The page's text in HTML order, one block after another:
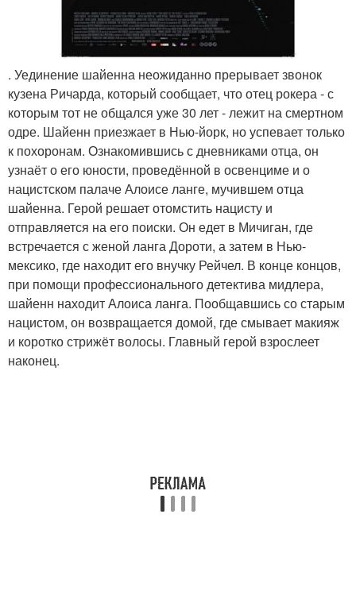
. Уединение шайенна неожиданно прерывает звонок
кузена Ричарда, который сообщает, что отец рокера - с
которым тот не общался уже 30 лет - лежит на смертном
одре. Шайенн приезжает в Нью-йорк, но успевает только
к похоронам. Ознакомившись с дневниками отца, он
узнаёт о его юности, проведённой в освенциме и о
нацистском палаче Алоисе ланге, мучившем отца
шайенна. Герой решает отомстить нацисту и
отправляется на его поиски. Он едет в Мичиган, где
встречается с женой ланга Дороти, а затем в Нью-
мексико, где находит его внучку Рейчел. В конце концов,
при помощи профессионального детектива мидлера,
шайенн находит Алоиса ланга. Пообщавшись со старым
нацистом, он возвращается домой, где смывает макияж
и коротко стрижёт волосы. Главный герой взрослеет
наконец.